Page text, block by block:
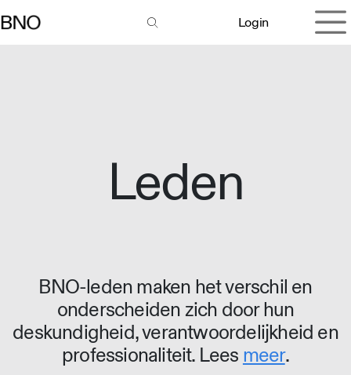
Login
Leden
BNO-leden maken het verschil en
onderscheiden zich door hun
deskundigheid, verantwoordelijkheid en
professionaliteit. Lees meer.